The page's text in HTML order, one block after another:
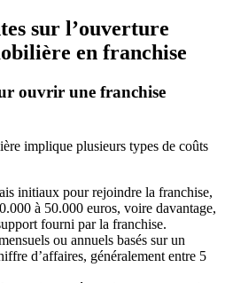
sur l’ouverture
en franchise
ouvrir une franchise
implique plusieurs types de coûts
initiaux pour rejoindre la franchise,
à 50.000 euros, voire davantage,
fourni par la franchise.
ou annuels basés sur un
d’affaires, généralement entre 5